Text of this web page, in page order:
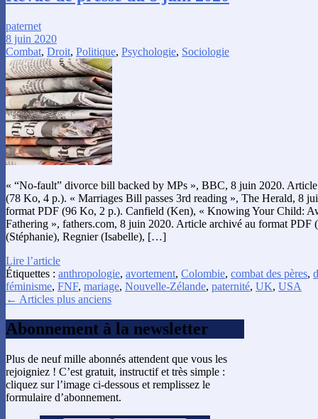
paternet
8 juin 2020
Combat, Droit, Politique, Psychologie, Sociologie
« “No-fault” divorce bill backed by MPs », BBC, 8 juin 2020.
(78 Ko, 4 p.). « Marriages Bill passes 3rd reading », The Herald, 8
format PDF (96 Ko, 2 p.). Canfield (Ken), « Knowing Your Child:
Fathering », fathers.com, 8 juin 2020. Article archivé au format PDF
(Stéphanie), Regnier (Isabelle), […]
Lire l’article
Étiquettes : anthropologie, avortement, Colombie, combat des pères,
féminisme, FNF, mariage, Nouvelle-Zélande, paternité, UK, USA
← Articles plus anciens
Abonnement à la newsletter
Plus de neuf mille abonnés attendent que vous les
rejoigniez ! C’est gratuit, instructif et très simple :
cliquez sur l’image ci-dessous et remplissez le
formulaire d’abonnement.